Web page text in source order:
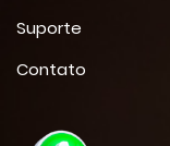
Suporte
Contato